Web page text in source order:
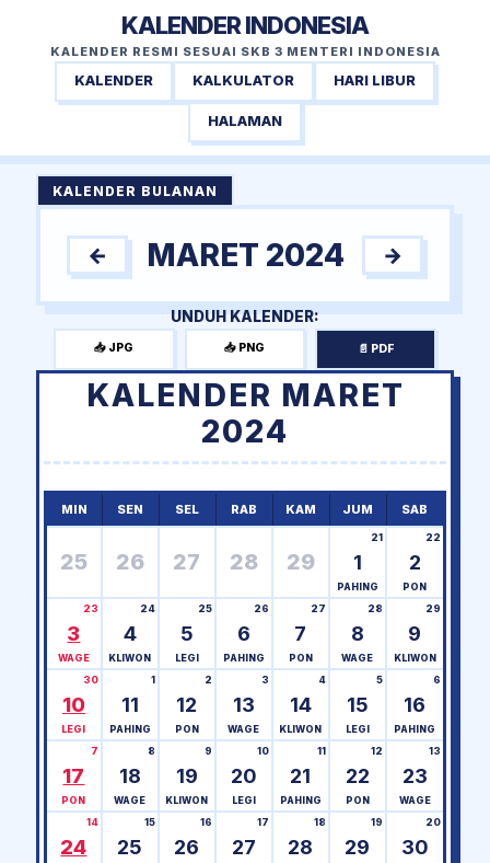
KALENDER INDONESIA
KALENDER RESMI SESUAI SKB 3 MENTERI INDONESIA
KALENDER KALKULATOR HARI LIBUR
HALAMAN
KALENDER BULANAN
← MARET 2024 →
UNDUH KALENDER:
📥 JPG 📥 PNG 📄 PDF
KALENDER MARET
2024
MIN SEN SEL RAB KAM JUM SAB
25 26 27 28 29 1
21
PAHING
2
22
PON
3
23
WAGE
4
24
KLIWON
5
25
LEGI
6
26
PAHING
7
27
PON
8
28
WAGE
9
29
KLIWON
10
30
LEGI
11
1
PAHING
12
2
PON
13
3
WAGE
14
4
KLIWON
15
5
LEGI
16
6
PAHING
17
7
PON
18
8
WAGE
19
9
KLIWON
20
10
LEGI
21
11
PAHING
22
12
PON
23
13
WAGE
24
14
25
15
26
16
27
17
28
18
29
19
30
20